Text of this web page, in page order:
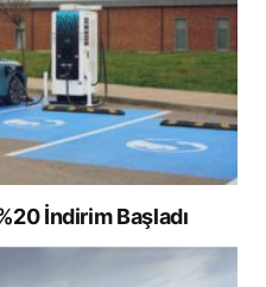
İndirim Başladı